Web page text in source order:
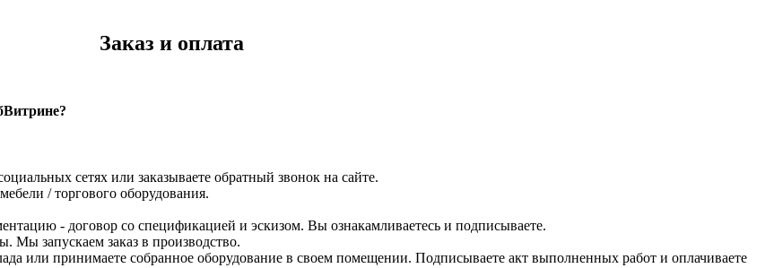
Заказ и оплата
сетях или заказываете обратный звонок на сайте.
/ торгового оборудования.
- договор со спецификацией и эскизом. Вы ознакамливаетесь и подписываете.
Мы запускаем заказ в производство.
или принимаете собранное оборудование в своем помещении. Подписываете акт выполненных работ и оплачиваете